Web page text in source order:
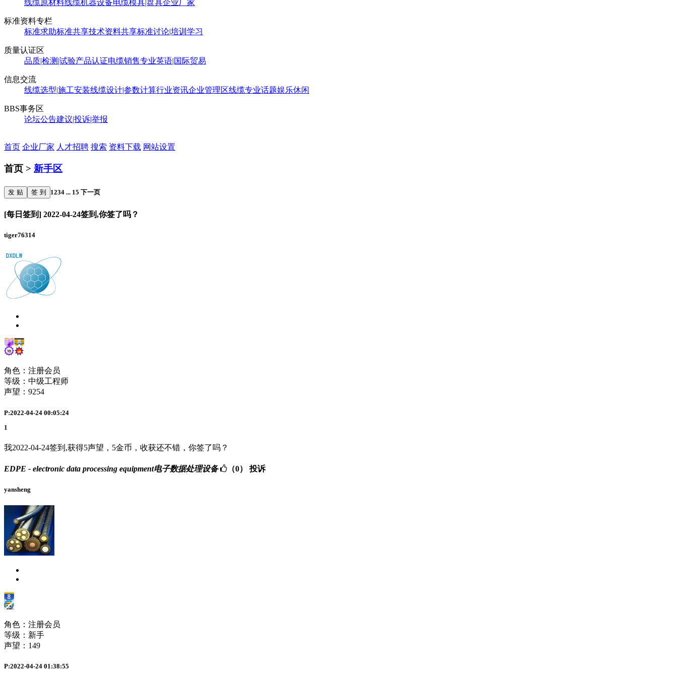
线缆原材料线缆机器设备电缆模具|盘具企业厂家
标准资料专栏
标准求助标准共享技术资料共享标准讨论|培训学习
质量认证区
品质|检测|试验产品认证电缆销售专业英语|国际贸易
信息交流
线缆选型|施工安装线缆设计|参数计算行业资讯企业管理区线缆专业话题娱乐休闲
BBS事务区
论坛公告建议|投诉|举报
首页 企业厂家 人才招聘 搜索 资料下载 网站设置
首页 > 新手区
发 贴 签 到 1234 ... 15 下一页
[每日签到] 2022-04-24签到,你签了吗？
tiger76314
角色：注册会员
等级：中级工程师
声望： 9254
P:2022-04-24 00:05:24
1
我2022-04-24签到,获得5声望，5金币，收获还不错，你签了吗？
EDPE - electronic data processing equipment电子数据处理设备 （0） 投诉
yansheng
角色：注册会员
等级：新手
声望： 149
P:2022-04-24 01:38:55